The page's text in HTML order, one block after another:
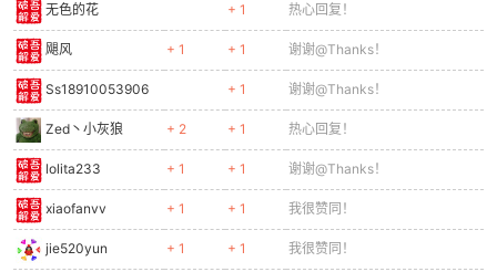
无色的花 + 1 热心回复！
飓风 + 1 + 1 谢谢@Thanks！
Ss18910053906 + 1 谢谢@Thanks！
Zed丶小灰狼 + 2 + 1 热心回复！
lolita233 + 1 + 1 谢谢@Thanks！
xiaofanvv + 1 + 1 我很赞同！
jie520yun + 1 + 1 我很赞同！